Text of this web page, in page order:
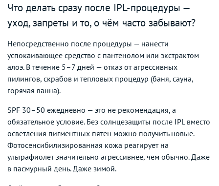
Что делать сразу после IPL-процедуры —
уход, запреты и то, о чём часто забывают?
Непосредственно после процедуры — нанести
успокаивающее средство с пантенолом или экстрактом
алоэ. В течение 5–7 дней — отказ от агрессивных
пилингов, скрабов и тепловых процедур (баня, сауна,
горячая ванна).
SPF 30–50 ежедневно — это не рекомендация, а
обязательное условие. Без солнцезащиты после IPL вместо
осветления пигментных пятен можно получить новые.
Фотосенсибилизированная кожа реагирует на
ультрафиолет значительно агрессивнее, чем обычно. Даже
в пасмурный день. Даже зимой.